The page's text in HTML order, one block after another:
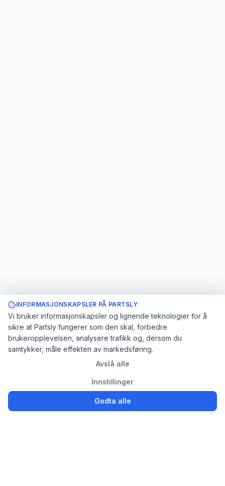
INFORMASJONSKAPSLER PÅ PARTSLY
Vi bruker informasjonskapsler og lignende teknologier for å
sikre at Partsly fungerer som den skal, forbedre
brukeropplevelsen, analysere trafikk og, dersom du
samtykker, måle effekten av markedsføring.
Avslå alle
Innstillinger
Godta alle